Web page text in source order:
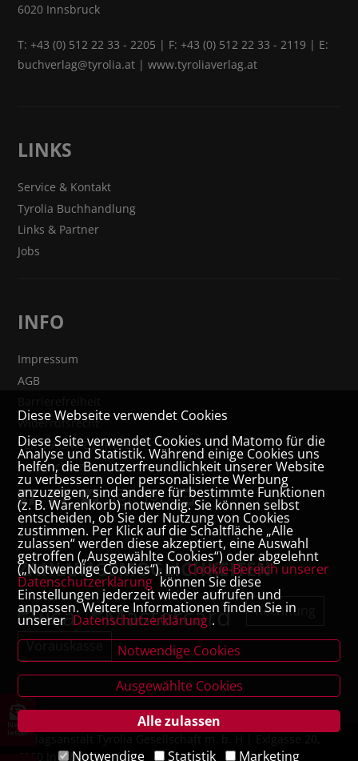
letter
6020 Innsbruck
T:+43 (0) 512 22 33 - 2205 | F: +43 (0) 512 22 33 - 2119 | E:
buchverlag@tyrolia.at |www.tyroliaverlag.at
LINKS
Service & Kontakt
Tyrolia Buchhandlung
Links & Partner
Jobs
INFO
Impressum
AGB
Widerrufsrecht
VERTRAG WIDERRUFEN
Datenschutz- und Cookieerklärung
ZAHLUNGSMÖGLICHKEITEN
Rechnung
Vorauskasse
6020 Innsbruck
Diese Webseite verwendet Cookies
Diese Seite verwendet Cookies und Matomo für die
Analyse und Statistik. Während einige Cookies uns
helfen, die Benutzerfreundlichkeit unserer Website
zu verbessern oder personalisierte Werbung
anzuzeigen, sind andere für bestimmte Funktionen
(z. B. Warenkorb) notwendig. Sie können selbst
entscheiden, ob Sie der Nutzung von Cookies
zustimmen. Per Klick auf die Schaltfläche „Alle
zulassen“ werden diese akzeptiert, eine Auswahl
getroffen („Ausgewählte Cookies“) oder abgelehnt
(„Notwendige Cookies“). Im Cookie-Bereich unserer
Datenschutzerklärung können Sie diese
Einstellungen jederzeit wieder aufrufen und
anpassen. Weitere Informationen finden Sie in
unserer Datenschutzerklärung .
Notwendige Cookies
Ausgewählte Cookies
Alle zulassen
Notwendige
Statistik Marketing